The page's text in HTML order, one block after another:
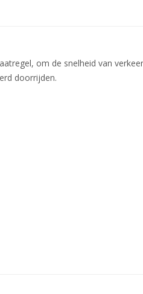
om de snelheid van
doorrijden.